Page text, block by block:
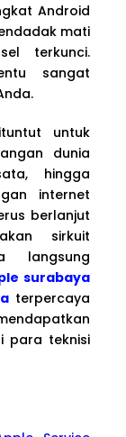
Android
mati
terkunci.
sangat
untuk
dunia
hingga
internet
berlanjut
sirkuit
langsung
surabaya
terpercaya
para teknisi